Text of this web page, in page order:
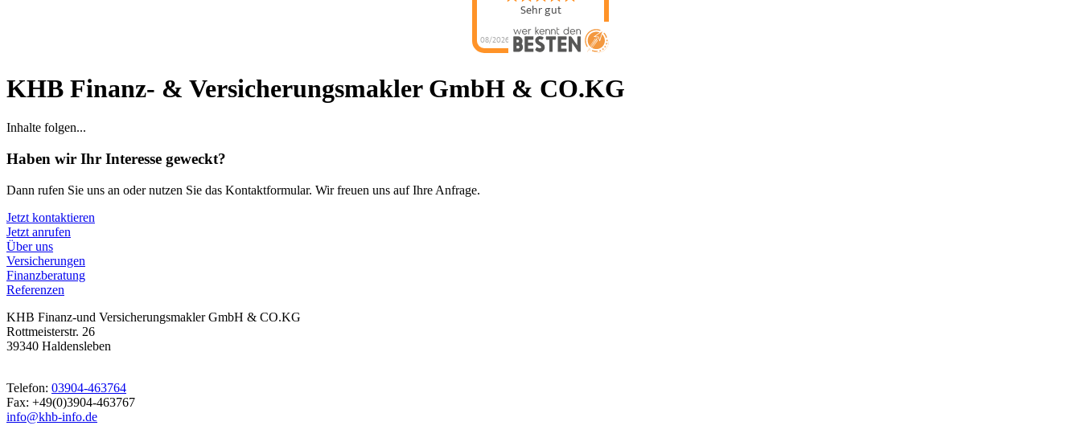
Sehr gut
08/2026 KHB Finanz- &
Versicherungsmakler
KHB Finanz- &
Versicherungsmakler
KHB Finanz- & Versicherungsmakler GmbH & CO.KG​
Inhalte folgen...
Haben wir Ihr Interesse geweckt?
Dann rufen Sie uns an oder nutzen Sie das Kontaktformular. Wir freuen uns auf Ihre Anfrage.
Jetzt kontaktieren
Jetzt anrufen
Über uns
Versicherungen
Finanzberatung
Referenzen
KHB Finanz-und Versicherungsmakler GmbH & CO.KG
Rottmeisterstr. 26
39340 Haldensleben
Telefon: 03904-463764
Fax: +49(0)3904-463767
info@khb-info.de